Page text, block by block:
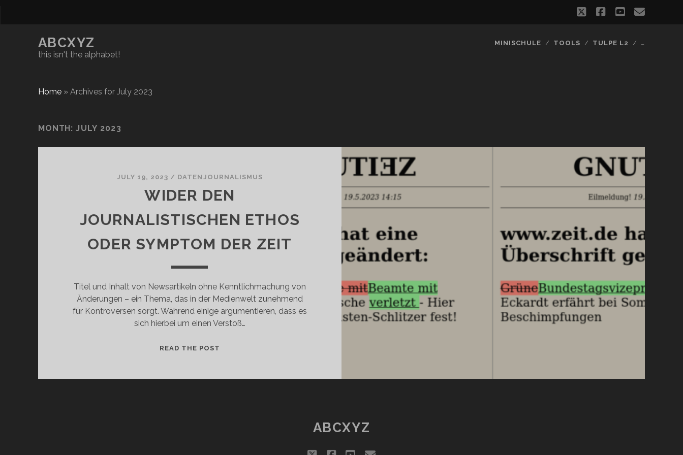
twitterfacebook
youtube
email
ABCXYZ
this isn't the alphabet!
MINISCHULE TOOLS TULPE L2 …
Home» Archives for July 2023
MONTH:JULY 2023
JULY 19, 2023 / DATENJOURNALISMUS
WIDER DEN
JOURNALISTISCHEN ETHOS
ODER SYMPTOM DER ZEIT
Titel und Inhalt von Newsartikeln ohne Kenntlichmachung von
Änderungen – ein Thema, das in der Medienwelt zunehmend
für Kontroversen sorgt. Während einige argumentieren, dass es
sich hierbei um einen Verstoß…
READ THE POST
ABCXYZ